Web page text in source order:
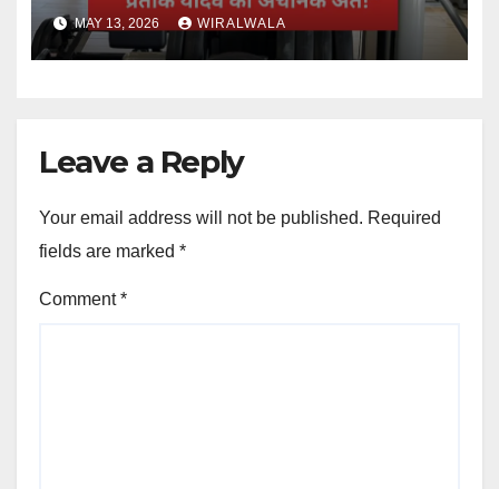
MAY 13, 2026 WIRALWALA
Leave a Reply
Your email address will not be published. Required
fields are marked *
Comment*